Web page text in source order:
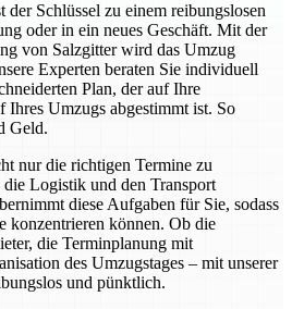
Schlüssel zu einem reibungslosen
oder in ein neues Geschäft. Mit der
von Salzgitter wird das Umzug
Experten beraten Sie individuell
Plan, der auf Ihre
Ihres Umzugs abgestimmt ist. So
Geld.
nur die richtigen Termine zu
Logistik und den Transport
diese Aufgaben für Sie, sodass
konzentrieren können. Ob die
die Terminplanung mit
des Umzugstages – mit unserer
und pünktlich.